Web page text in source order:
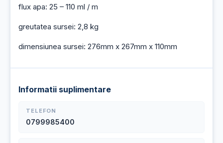
flux apa: 25 – 110 ml / m
greutatea sursei: 2,8 kg
dimensiunea sursei: 276mm x 267mm x 110mm
Informatii suplimentare
TELEFON
0799985400